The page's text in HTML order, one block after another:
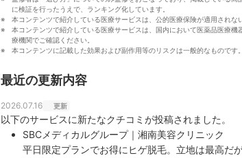
に検証を行ったうえで、ランキング化しています。
本コンテンツで紹介している医療サービスは、公的医療保険が適用され
本コンテンツで紹介している医療サービスは、国内において医薬品医療
療機関でご確認ください。
本コンテンツに記載した効果および副作用等のリスクは一般的なものです
最近の更新内容
2026.07.16 更新
以下のサービスに新たなクチコミが投稿されました。
SBCメディカルグループ｜湘南美容クリニック
平日限定プランでお得にヒゲ脱毛。立地は最高だ